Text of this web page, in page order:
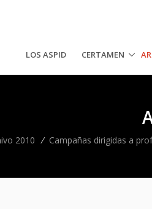
LOS ASPID CERTAMEN
2010 / Campañas dirigidas a